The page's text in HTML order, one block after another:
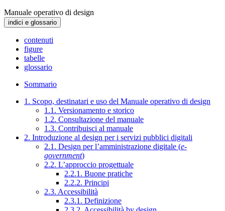
Manuale operativo di design
indici e glossario
contenuti
figure
tabelle
glossario
Sommario
1. Scopo, destinatari e uso del Manuale operativo di design
1.1. Versionamento e storico
1.2. Consultazione del manuale
1.3. Contribuisci al manuale
2. Introduzione al design per i servizi pubblici digitali
2.1. Design per l’amministrazione digitale (e-
government)
2.2. L’approccio progettuale
2.2.1. Buone pratiche
2.2.2. Principi
2.3. Accessibilità
2.3.1. Definizione